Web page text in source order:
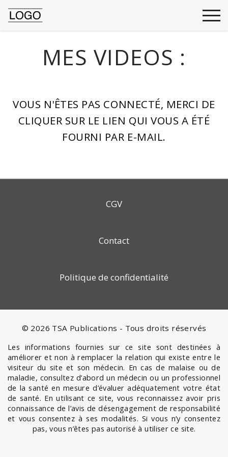
MES VIDEOS :
VOUS N'ÊTES PAS CONNECTÉ, MERCI DE
CLIQUER SUR LE LIEN QUI VOUS A ÉTÉ
FOURNI PAR E-MAIL.
CGV
Contact
Politique de confidentialité
© 2026 TSA Publications - Tous droits réservés
Les informations fournies sur ce site sont destinées à
améliorer et non à remplacer la relation qui existe entre le
visiteur du site et son médecin. En cas de malaise ou de
maladie, consultez d’abord un médecin ou un professionnel
de la santé en mesure d’évaluer adéquatement votre état
de santé. En utilisant ce site, vous reconnaissez avoir pris
connaissance de l’avis de désengagement de responsabilité
et vous consentez à ses modalités. Si vous n’y consentez
pas, vous n’êtes pas autorisé à utiliser ce site.